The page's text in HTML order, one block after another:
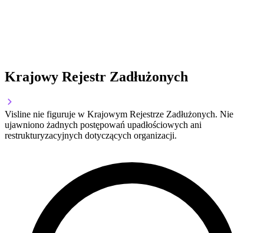
Krajowy Rejestr Zadłużonych
Visline nie figuruje w Krajowym Rejestrze Zadłużonych. Nie
ujawniono żadnych postępowań upadłościowych ani
restrukturyzacyjnych dotyczących organizacji.